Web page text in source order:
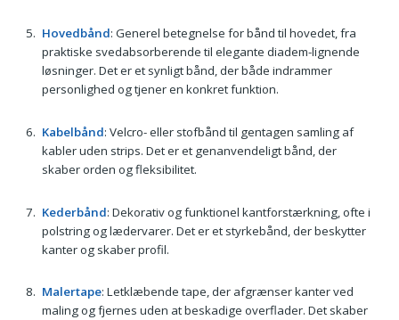
Hovedbånd: Generel betegnelse for bånd til hovedet, fra
praktiske svedabsorberende til elegante diadem-lignende
løsninger. Det er et synligt bånd, der både indrammer
personlighed og tjener en konkret funktion.
Kabelbånd: Velcro- eller stofbånd til gentagen samling af
kabler uden strips. Det er et genanvendeligt bånd, der
skaber orden og fleksibilitet.
Kederbånd: Dekorativ og funktionel kantforstærkning, ofte i
polstring og lædervarer. Det er et styrkebånd, der beskytter
kanter og skaber profil.
Malertape: Letklæbende tape, der afgrænser kanter ved
maling og fjernes uden at beskadige overflader. Det skaber